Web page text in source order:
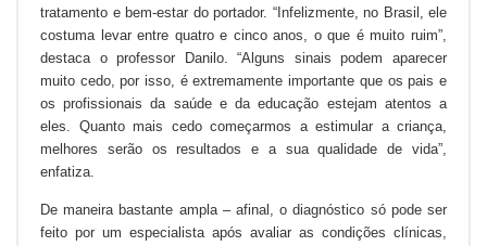
tratamento e bem-estar do portador. “Infelizmente, no Brasil, ele
costuma levar entre quatro e cinco anos, o que é muito ruim”,
destaca o professor Danilo. “Alguns sinais podem aparecer
muito cedo, por isso, é extremamente importante que os pais e
os profissionais da saúde e da educação estejam atentos a
eles. Quanto mais cedo começarmos a estimular a criança,
melhores serão os resultados e a sua qualidade de vida”,
enfatiza.
De maneira bastante ampla – afinal, o diagnóstico só pode ser
feito por um especialista após avaliar as condições clínicas,